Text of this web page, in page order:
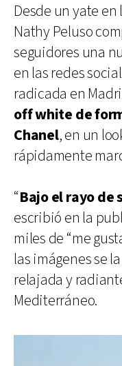
Desde un yate
Nathy Peluso
seguidores una
en las redes
radicada en
off white de
Chanel, en un
rápidamente
“Bajo el rayo de
escribió en la
miles de “me
las imágenes se
relajada y
Mediterráneo.